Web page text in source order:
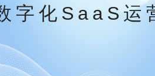
字化SaaS运